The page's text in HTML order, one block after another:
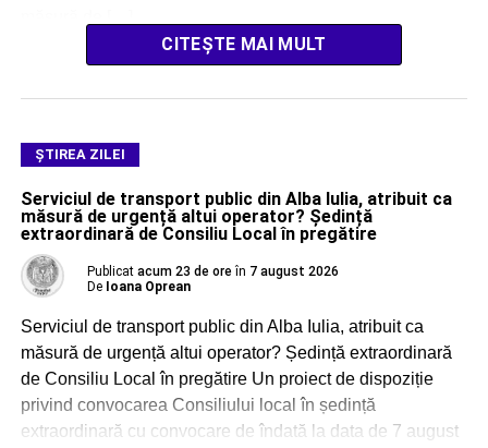
CITEȘTE MAI MULT
ŞTIREA ZILEI
Serviciul de transport public din Alba Iulia, atribuit ca
măsură de urgență altui operator? Ședință
extraordinară de Consiliu Local în pregătire
Publicat acum 23 de ore în 7 august 2026
De Ioana Oprean
Serviciul de transport public din Alba Iulia, atribuit ca
măsură de urgență altui operator? Ședință extraordinară
de Consiliu Local în pregătire Un proiect de dispoziție
privind convocarea Consiliului local în ședință
extraordinară cu convocare de îndată la data de 7 august